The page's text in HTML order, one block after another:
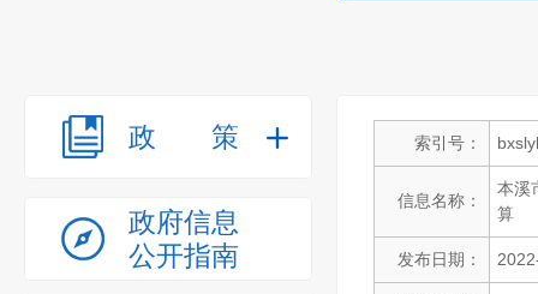
政策
政府信息
公开指南
索引号：
信息名称：
本溪
算
发布日期：